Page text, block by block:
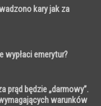
kary jak za
wypłaci emerytur?
prąd będzie „darmowy”.
warunków